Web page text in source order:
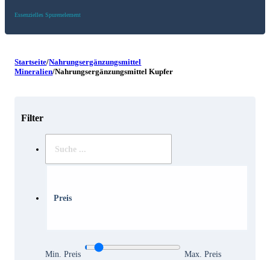
Essenzielles Spurenelement
Startseite/Nahrungsergänzungsmittel
Mineralien/Nahrungsergänzungsmittel Kupfer
Filter
Suche
Preis
Min. Preis Max. Preis